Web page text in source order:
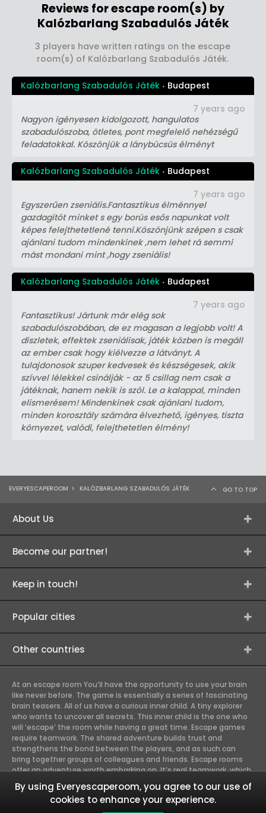
Reviews for escape room(s) by
Kalózbarlang Szabadulós Játék
3 players have written ratings on the escape
room(s) of Kalózbarlang Szabadulós Játék.
Kalózbarlang Szabadulós Játék Budapest
Nagyon igényesen kidolgozott, hangulatos
szabadulószoba, ötletes, pont megfelelő nehézségű
feladatokkal. Köszönjük a lánybúcsús élményt
7 years ago
Kalózbarlang Szabadulós Játék Budapest
Egyszerűen zseniális.Fantasztikus élménnyel
gazdagítót minket s egy borús esős napunkat volt
képes felejthetetlené tenni.Köszönjünk szépen s csak
ajánlani tudom mindenkinek ,nem lehet rá semmi
mást mondani mint ,hogy zseniális!
7 years ago
Kalózbarlang Szabadulós Játék Budapest
Fantasztikus! Jártunk már elég sok
szabadulószobában, de ez magasan a legjobb volt! A
díszletek, effektek zseniálisak, játék közben is megáll
az ember csak hogy kiélvezze a látványt. A
tulajdonosok szuper kedvesek és készségesek, akik
szívvel lélekkel csinálják - az 5 csillag nem csak a
játéknak, hanem nekik is szól. Le a kalappal, minden
elismerésem! Mindenkinek csak ajánlani tudom,
minden korosztály számára élvezhető, igényes, tiszta
környezet, valódi, felejthetetlen élmény!
7 years ago
EVERYESCAPEROOM > KALÓZBARLANG SZABADULÓS JÁTÉK GO TO TOP
About Us
Become our partner!
Keep in touch!
Popular cities
Other countries
At an escape room You’ll have the opportunity to use your brain
like never before. The game is essentially a series of fascinating
brain teasers. All of us have a curious inner child. A tiny explorer
who wants to uncover all secrets. This inner child is the one who
will ‘escape’ the room while having a great time. Escape games
require teamwork. The shared adventure builds trust and
strengthens the bond between the players, and as such can
bring together groups of colleagues and friends. Escape rooms
offer an adventure worth embarking on. It’s real teamwork, which
goes the smoothest if the team members use their different
strengths to achieve the common goal. There are essentially
four roles to be taken on by the members, which will contribute
By using Everyescaperoom, you agree to our use of
cookies to enhance your experience.